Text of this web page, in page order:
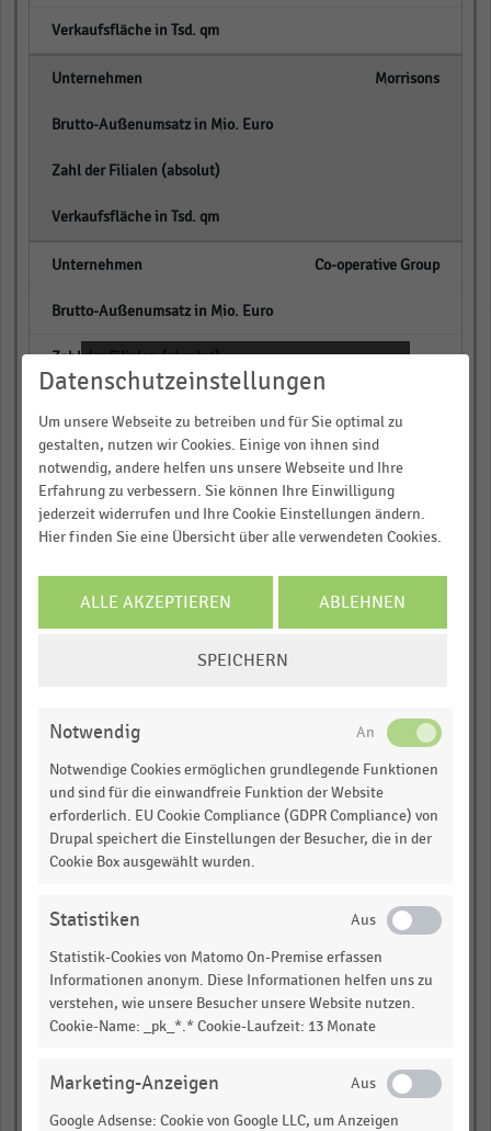
Morrisons
Co-operative Group
empty
Marks & Spencer
empty
empty
empty
Booker (C+C)
empty
Aldi Süd
empty
Informieren und Vorteile
sichern!
Für Ihre bequeme und umfassende
Recherche:
Über 300.000 Daten und Kennzahlen
Rund 25.000 Statistiken
… und vieles mehr!
JETZT INFORMIEREN
Datenschutzeinstellungen
Um unsere Webseite zu betreiben und für Sie optimal zu
gestalten, nutzen wir Cookies. Einige von ihnen sind
notwendig, andere helfen uns unsere Webseite und Ihre
Erfahrung zu verbessern. Sie können Ihre Einwilligung
jederzeit widerrufen und Ihre Cookie Einstellungen ändern.
Hier finden Sie eine Übersicht über alle verwendeten Cookies.
ALLE AKZEPTIEREN ABLEHNEN
SPEICHERN
Notwendig
Notwendige Cookies ermöglichen grundlegende Funktionen
und sind für die einwandfreie Funktion der Website
erforderlich. EU Cookie Compliance (GDPR Compliance) von
Drupal speichert die Einstellungen der Besucher, die in der
Cookie Box ausgewählt wurden.
Statistiken
Statistik-Cookies von Matomo On-Premise erfassen
Informationen anonym. Diese Informationen helfen uns zu
verstehen, wie unsere Besucher unsere Website nutzen.
Cookie-Name: _pk_*.* Cookie-Laufzeit: 13 Monate
Marketing-Anzeigen
Google Adsense: Cookie von Google LLC, um Anzeigen